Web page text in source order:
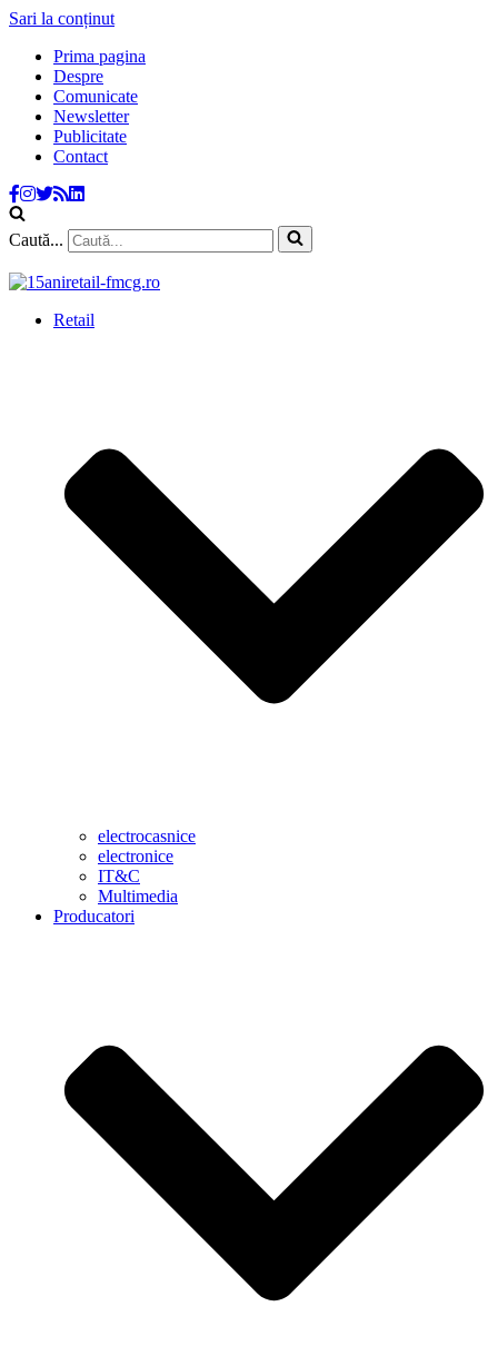
Sari la conținut
Prima pagina
Despre
Comunicate
Newsletter
Publicitate
Contact
Caută...
Retail
electrocasnice
electronice
IT&C
Multimedia
Producatori